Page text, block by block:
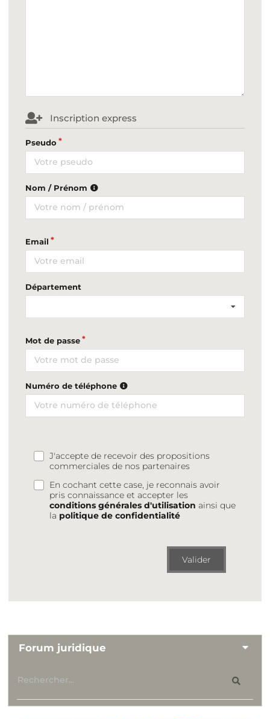
Inscription express
Pseudo
Nom / Prénom
Email
Département
Mot de passe
Numéro de téléphone
J'accepte de recevoir des propositions
commerciales de nos partenaires
En cochant cette case, je reconnais avoir
pris connaissance et accepter les
conditions générales d'utilisation ainsi que
la politique de confidentialité
Valider
Forum juridique